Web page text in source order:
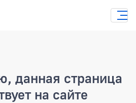
данная страница
на сайте